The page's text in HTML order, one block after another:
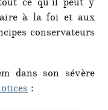
ce qu’il peut y
à la foi et aux
conservateurs
dans son sévère
: